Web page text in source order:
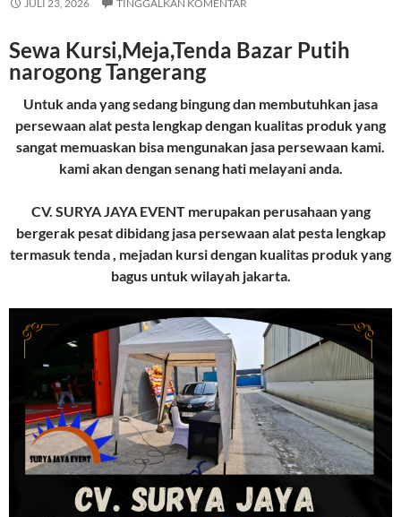
JULI 23, 2026 TINGGALKAN KOMENTAR
Sewa Kursi,Meja,Tenda Bazar Putih
narogong Tangerang
Untuk anda yang sedang bingung dan membutuhkan jasa
persewaan alat pesta lengkap dengan kualitas produk yang
sangat memuaskan bisa mengunakan jasa persewaan kami.
kami akan dengan senang hati melayani anda.
CV. SURYA JAYA EVENT merupakan perusahaan yang
bergerak pesat dibidang jasa persewaan alat pesta lengkap
termasuk tenda , mejadan kursi dengan kualitas produk yang
bagus untuk wilayah jakarta.